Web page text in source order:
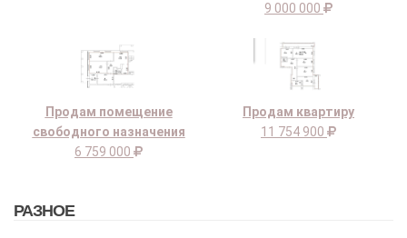
9 000 000
Продам помещение
свободного назначения
6 759 000
Продам квартиру
11 754 900
РАЗНОЕ